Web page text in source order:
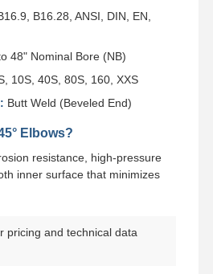
는 관
B16.28, ANSI, DIN, EN,
48" Nominal Bore (NB)
10S, 40S, 80S, 160, XXS
Butt Weld (Beveled End)
Elbows?
resistance, high-pressure
inner surface that minimizes
pricing and technical data